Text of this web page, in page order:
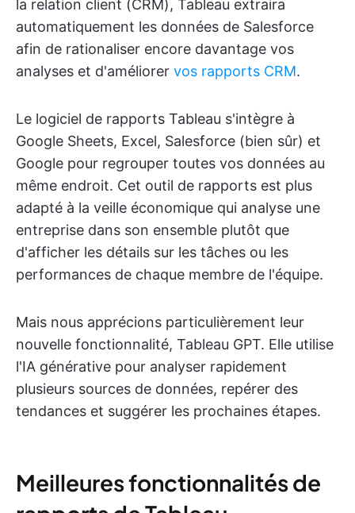
la relation client (CRM), Tableau extraira
automatiquement les données de Salesforce
afin de rationaliser encore davantage vos
analyses et d'améliorer vos rapports CRM.
Le logiciel de rapports Tableau s'intègre à
Google Sheets, Excel, Salesforce (bien sûr) et
Google pour regrouper toutes vos données au
même endroit. Cet outil de rapports est plus
adapté à la veille économique qui analyse une
entreprise dans son ensemble plutôt que
d'afficher les détails sur les tâches ou les
performances de chaque membre de l'équipe.
Mais nous apprécions particulièrement leur
nouvelle fonctionnalité, Tableau GPT. Elle utilise
l'IA générative pour analyser rapidement
plusieurs sources de données, repérer des
tendances et suggérer les prochaines étapes.
Meilleures fonctionnalités de